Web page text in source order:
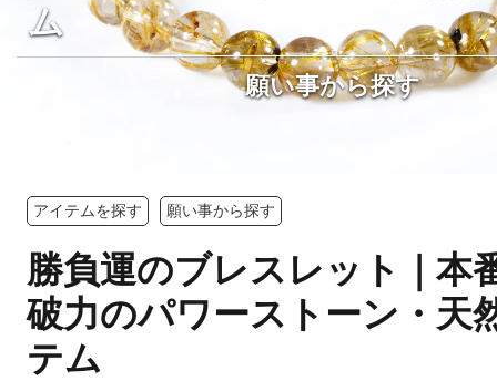
ム
願い事から探す
アイテムを探す 願い事から探す
勝負運のブレスレット｜本
破力のパワーストーン・天
テム